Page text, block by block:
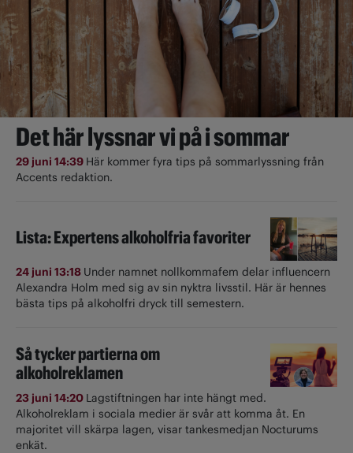
Det här lyssnar vi på i sommar
29 juni 14:39 Här kommer fyra tips på sommarlyssning från
Accents redaktion.
Lista: Expertens alkoholfria favoriter
24 juni 13:18 Under namnet nollkommafem delar influencern
Alexandra Holm med sig av sin nyktra livsstil. Här är hennes
bästa tips på alkoholfri dryck till semestern.
Så tycker partierna om
alkoholreklamen
23 juni 14:20 Lagstiftningen har inte hängt med.
Alkoholreklam i sociala medier är svår att komma åt. En
majoritet vill skärpa lagen, visar tankesmedjan Nocturums
enkät.